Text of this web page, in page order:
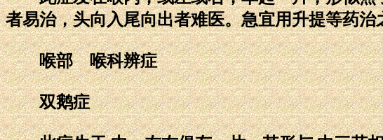
者易治，头向入尾向出者难医。急宜用升提等药治
喉部 喉科辨症
双鹅症